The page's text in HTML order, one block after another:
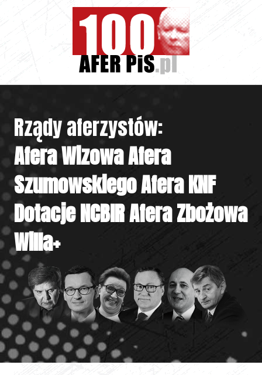
Rządy aferzystów:
Afera WizowaAfera
SzumowskiegoAfera KNF
Dotacje NCBIRAfera Zbożowa
Willa+